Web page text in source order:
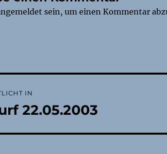
sein, um einen Kommentar
IN
22.05.2003